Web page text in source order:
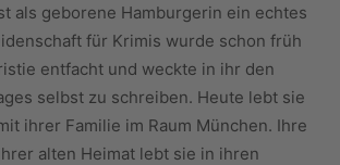
als geborene Hamburgerin ein echtes
für Krimis wurde schon früh
entfacht und weckte in ihr den
selbst zu schreiben. Heute lebt sie
ihrer Familie im Raum München. Ihre
alten Heimat lebt sie in ihren